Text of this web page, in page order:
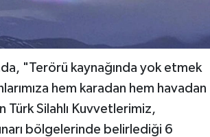
"Terörü kaynağında yok etmek
hem karadan hem havadan
Türk Silahlı Kuvvetlerimiz,
bölgelerinde belirlediği 6